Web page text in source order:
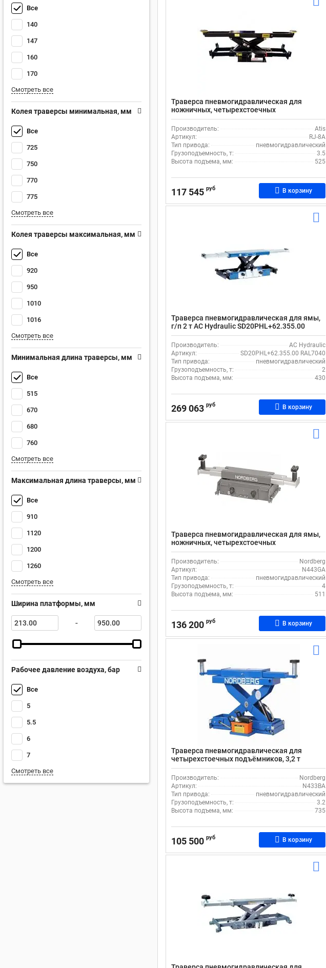
Все
140
147
160
170
Смотреть все
Колея траверсы минимальная, мм
Все
725
750
770
775
Смотреть все
Колея траверсы максимальная, мм
Все
920
950
1010
1016
Смотреть все
Минимальная длина траверсы, мм
Все
515
670
680
760
Смотреть все
Максимальная длина траверсы, мм
Все
910
1120
1200
1260
Смотреть все
Ширина платформы, мм
-
Рабочее давление воздуха, бар
Все
5
5.5
6
7
Смотреть все
Траверса пневмогидравлическая для
ножничных, четырехстоечных
подъемников, 3,5т Atis RJ-8A
Производитель:
Atis
Артикул:
RJ-8A
Тип привода:
пневмогидравлический
Грузоподъемность, т:
3.5
Высота подъема, мм:
525
117 545 руб В корзину
Траверса пневмогидравлическая для ямы,
г/п 2 т AC Hydraulic SD20PHL+62.355.00
RAL7040
Производитель:
AC Hydraulic
Артикул:
SD20PHL+62.355.00 RAL7040
Тип привода:
пневмогидравлический
Грузоподъемность, т:
2
Высота подъема, мм:
430
269 063 руб В корзину
Траверса пневмогидравлическая для ямы,
ножничных, четырехстоечных
подъемников, 4т Nordberg N443GA
Производитель:
Nordberg
Артикул:
N443GA
Тип привода:
пневмогидравлический
Грузоподъемность, т:
4
Высота подъема, мм:
511
136 200 руб В корзину
Траверса пневмогидравлическая для
четырехстоечных подъёмников, 3,2 т
Nordberg N433BA
Производитель:
Nordberg
Артикул:
N433BA
Тип привода:
пневмогидравлический
Грузоподъемность, т:
3.2
Высота подъема, мм:
735
105 500 руб В корзину